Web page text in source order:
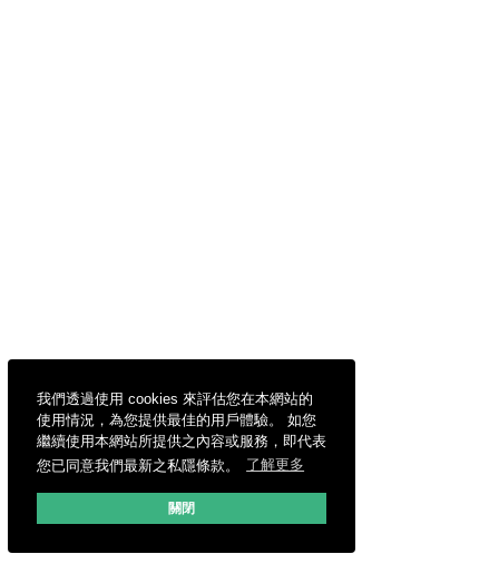
我們透過使用 cookies 來評估您在本網站的
使用情況，為您提供最佳的用戶體驗。 如您
繼續使用本網站所提供之內容或服務，即代表
您已同意我們最新之私隱條款。
了解更多
關閉